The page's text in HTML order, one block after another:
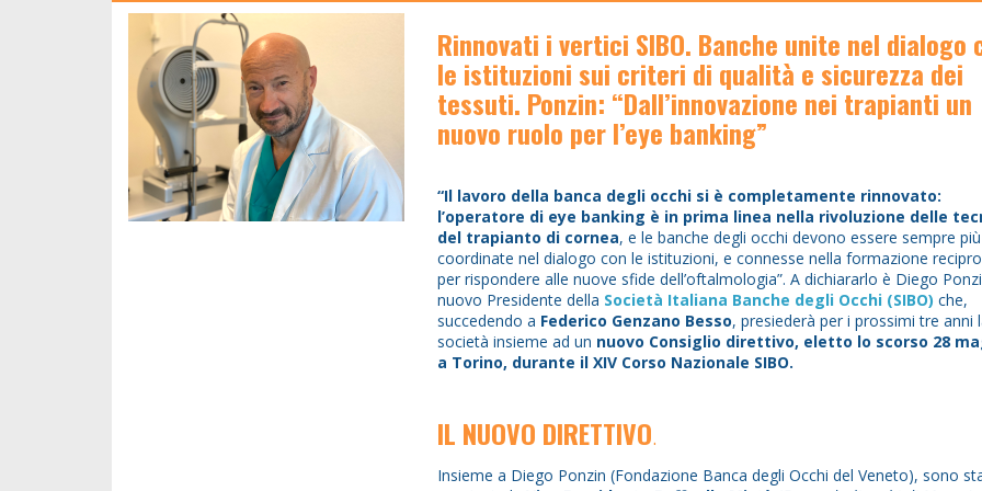
Rinnovati i vertici SIBO. Banche unite nel dialogo
le istituzioni sui criteri di qualità e sicurezza dei
tessuti. Ponzin: “Dall’innovazione nei trapianti un
nuovo ruolo per l’eye banking”
“Il lavoro della banca degli occhi si è completamente rinnovato:
l’operatore di eye banking è in prima linea nella rivoluzione delle
del trapianto di cornea, e le banche degli occhi devono essere sempre più
coordinate nel dialogo con le istituzioni, e connesse nella formazione
per rispondere alle nuove sfide dell’oftalmologia”. A dichiararlo è Diego
nuovo Presidente della Società Italiana Banche degli Occhi (SIBO)che,
succedendo a Federico Genzano Besso, presiederà per i prossimi tre anni
società insieme ad un nuovo Consiglio direttivo, eletto lo scorso 28
a Torino, durante il XIV Corso Nazionale SIBO.
IL NUOVO DIRETTIVO.
Insieme a Diego Ponzin (Fondazione Banca degli Occhi del Veneto), sono